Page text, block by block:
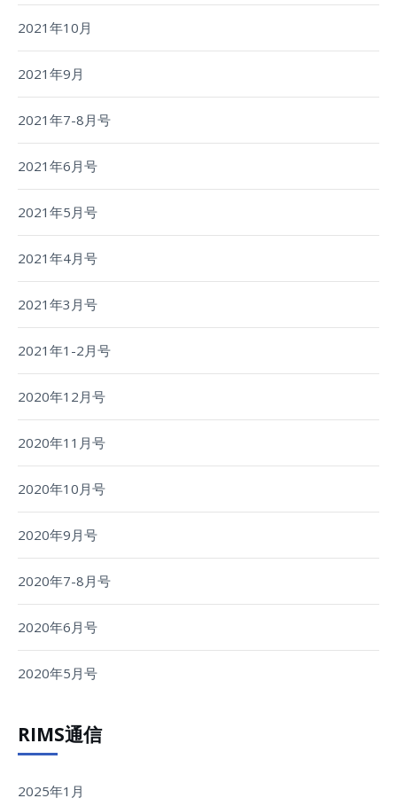
2021年10月
2021年9月
2021年7-8月号
2021年6月号
2021年5月号
2021年4月号
2021年3月号
2021年1-2月号
2020年12月号
2020年11月号
2020年10月号
2020年9月号
2020年7-8月号
2020年6月号
2020年5月号
RIMS通信
2025年1月